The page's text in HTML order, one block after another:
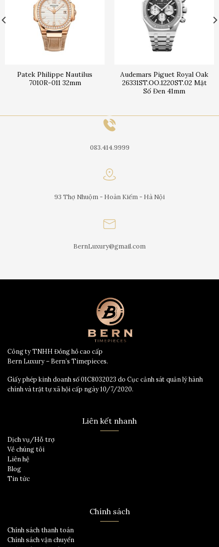
Patek Philippe Nautilus
7010R-011 32mm
Audemars Piguet Royal Oak
26331ST.OO.1220ST.02 Mặt
Số Đen 41mm
083.414.9999
93 Thợ Nhuộm - Hoàn Kiếm - Hà Nội
BernLuxury@gmail.com
Công ty TNHH Đồng hồ cao cấp
Bern Luxury – Bern’s Timepieces.
Giấy phép kinh doanh số 01C8032023 do Cục cảnh sát quản lý hành
chính và trật tự xã hội cấp ngày 10/7/2020.
Liên kết nhanh
Dịch vụ/Hỗ trợ
Về chúng tôi
Liên hệ
Blog
Tin tức
Chính sách
Chính sách thanh toán
Chính sách vận chuyển